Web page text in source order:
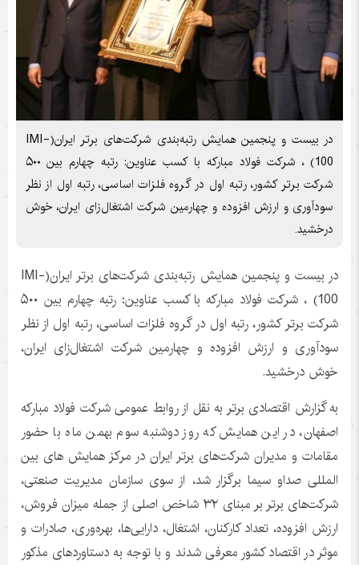
در بیست و پنجمین همایش رتبه‌بندی شرکت‌های برتر ایران(IMI-
100) ، شرکت فولاد مبارکه با کسب عناوین: رتبه چهارم بین ۵۰۰
شرکت برتر کشور، رتبه اول در گروه فلزات اساسی، رتبه اول از نظر
سودآوری و ارزش افزوده و چهارمین شرکت اشتغال‌زای ایران، خوش
درخشید.
در بیست و پنجمین همایش رتبه‌بندی شرکت‌های برتر ایران(IMI-
100) ، شرکت فولاد مبارکه با کسب عناوین: رتبه چهارم بین ۵۰۰
شرکت برتر کشور، رتبه اول در گروه فلزات اساسی، رتبه اول از نظر
سودآوری و ارزش افزوده و چهارمین شرکت اشتغال‌زای ایران،
خوش درخشید.
به گزارش اقتصادی برتر به نقل از روابط عمومی شرکت فولاد مبارکه
اصفهان، در این همایش که روز دوشنبه سوم بهمن ماه با حضور
مقامات و مدیران شرکت‌های برتر ایران در مرکز همایش های بین
المللی صداو سیما برگزار شد، از سوی سازمان مدیریت صنعتی،
شرکت‌های برتر بر مبنای ۳۲ شاخص اصلی از جمله میزان فروش،
ارزش افزوده، تعداد کارکنان، اشتغال، دارایی‌ها، بهره‌وری، صادرات و
موثر در اقتصاد کشور معرفی شدند و با توجه به دستاوردهای مذکور